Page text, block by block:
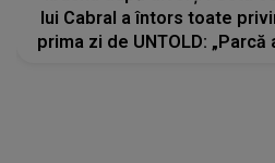
lui Cabral a întors toate
prima zi de UNTOLD: „Parcă